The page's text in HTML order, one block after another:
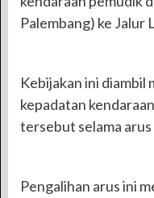
Palembang) ke Jalur
Kebijakan ini diambil
kepadatan
tersebut selama
Pengalihan arus ini